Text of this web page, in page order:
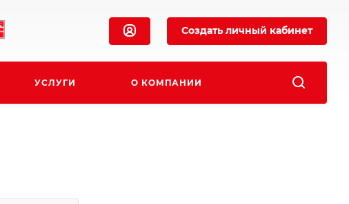
Создать личный кабинет
УСЛУГИ О КОМПАНИИ